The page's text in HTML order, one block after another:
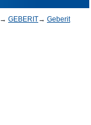
→ GEBERIT→ Geberit